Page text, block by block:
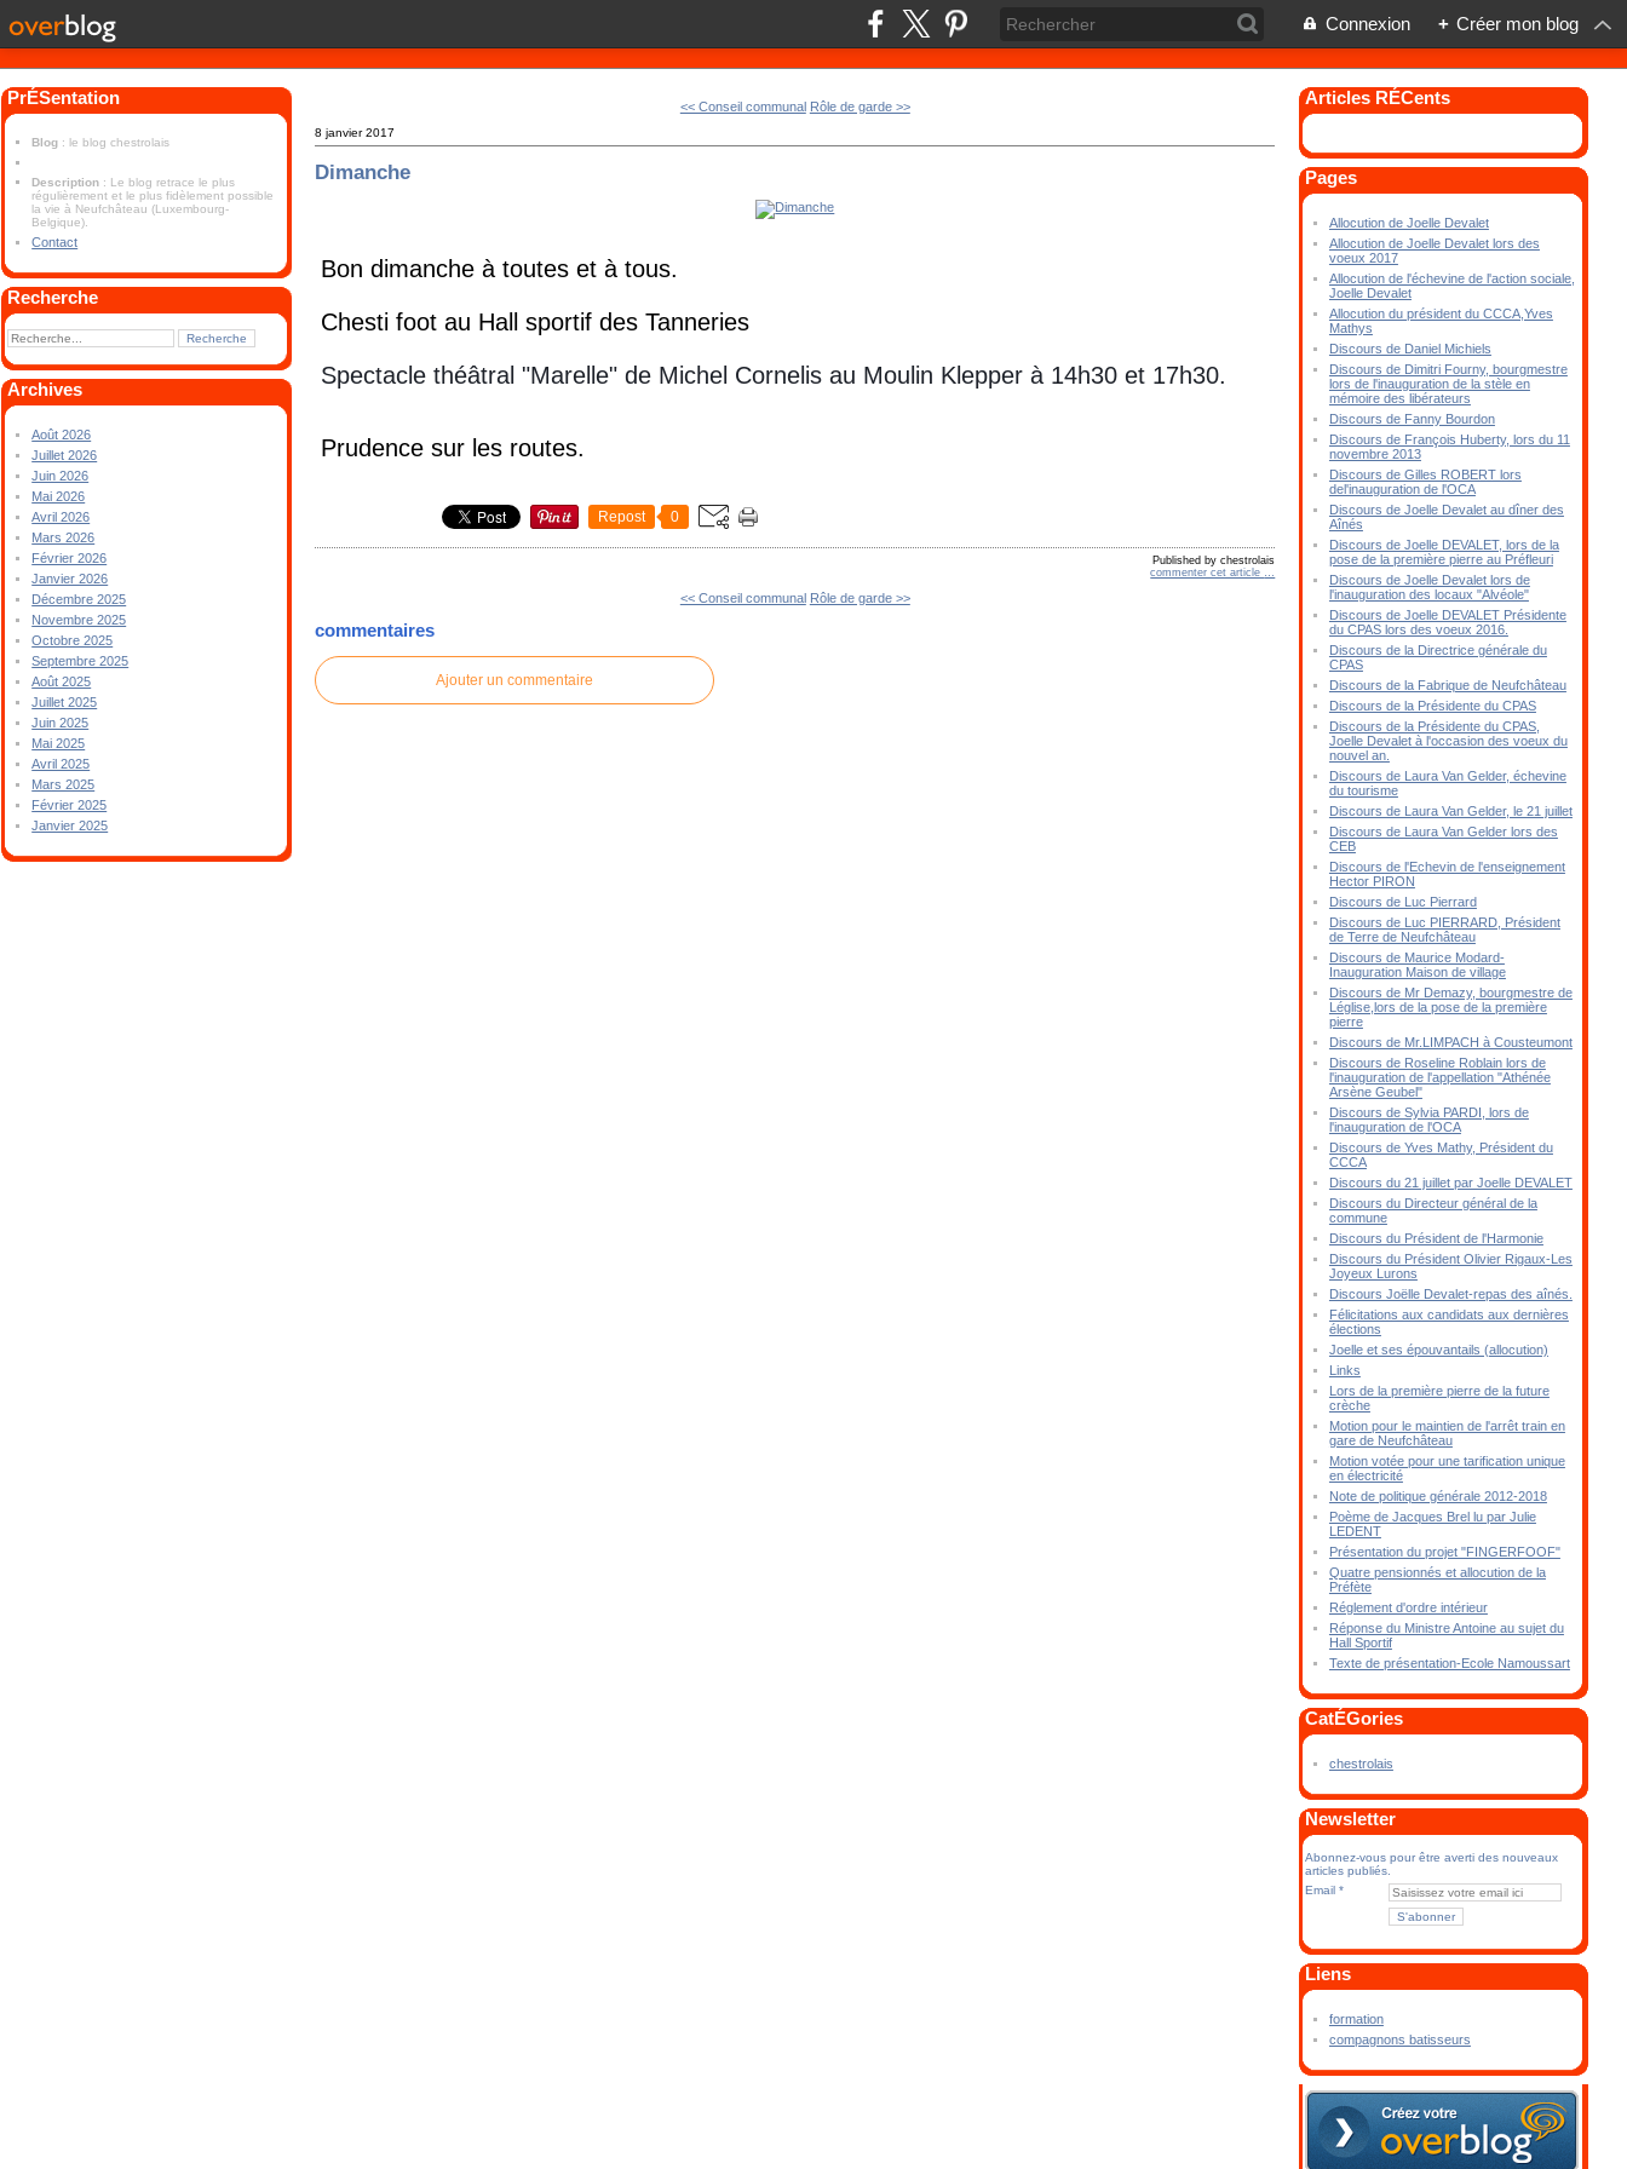
Connexion + Créer mon blog
PrÉSentation
Blog : le blog chestrolais
Description : Le blog retrace le plus
régulièrement et le plus fidèlement possible
la vie à Neufchâteau (Luxembourg-
Belgique).
Contact
Recherche
Archives
Août 2026
Juillet 2026
Juin 2026
Mai 2026
Avril 2026
Mars 2026
Février 2026
Janvier 2026
Décembre 2025
Novembre 2025
Octobre 2025
Septembre 2025
Août 2025
Juillet 2025
Juin 2025
Mai 2025
Avril 2025
Mars 2025
Février 2025
Janvier 2025
<< Conseil communal Rôle de garde >>
8 janvier 2017
Dimanche
Bon dimanche à toutes et à tous.
Chesti foot au Hall sportif des Tanneries
Spectacle théâtral "Marelle" de Michel Cornelis au Moulin Klepper à 14h30 et 17h30.
Prudence sur les routes.
Repost 0
Published by chestrolais
commenter cet article
<< Conseil communal Rôle de garde >>
commentaires
Ajouter un commentaire
Articles RÉCents
Pages
Allocution de Joelle Devalet
Allocution de Joelle Devalet lors des
voeux 2017
Allocution de l'échevine de l'action sociale,
Joelle Devalet
Allocution du président du CCCA,Yves
Mathys
Discours de Daniel Michiels
Discours de Dimitri Fourny, bourgmestre
lors de l'inauguration de la stèle en
mémoire des libérateurs
Discours de Fanny Bourdon
Discours de François Huberty, lors du 11
novembre 2013
Discours de Gilles ROBERT lors
del'inauguration de l'OCA
Discours de Joelle Devalet au dîner des
Aînés
Discours de Joelle DEVALET, lors de la
pose de la première pierre au Préfleuri
Discours de Joelle Devalet lors de
l'inauguration des locaux "Alvéole"
Discours de Joelle DEVALET Présidente
du CPAS lors des voeux 2016.
Discours de la Directrice générale du
CPAS
Discours de la Fabrique de Neufchâteau
Discours de la Présidente du CPAS
Discours de la Présidente du CPAS,
Joelle Devalet à l'occasion des voeux du
nouvel an.
Discours de Laura Van Gelder, échevine
du tourisme
Discours de Laura Van Gelder, le 21 juillet
Discours de Laura Van Gelder lors des
CEB
Discours de l'Echevin de l'enseignement
Hector PIRON
Discours de Luc Pierrard
Discours de Luc PIERRARD, Président
de Terre de Neufchâteau
Discours de Maurice Modard-
Inauguration Maison de village
Discours de Mr Demazy, bourgmestre de
Léglise,lors de la pose de la première
pierre
Discours de Mr.LIMPACH à Cousteumont
Discours de Roseline Roblain lors de
l'inauguration de l'appellation "Athénée
Arsène Geubel"
Discours de Sylvia PARDI, lors de
l'inauguration de l'OCA
Discours de Yves Mathy, Président du
CCCA
Discours du 21 juillet par Joelle DEVALET
Discours du Directeur général de la
commune
Discours du Président de l'Harmonie
Discours du Président Olivier Rigaux-Les
Joyeux Lurons
Discours Joëlle Devalet-repas des aînés.
Félicitations aux candidats aux dernières
élections
Joelle et ses épouvantails (allocution)
Links
Lors de la première pierre de la future
crèche
Motion pour le maintien de l'arrêt train en
gare de Neufchâteau
Motion votée pour une tarification unique
en électricité
Note de politique générale 2012-2018
Poème de Jacques Brel lu par Julie
LEDENT
Présentation du projet "FINGERFOOF"
Quatre pensionnés et allocution de la
Préfète
Réglement d'ordre intérieur
Réponse du Ministre Antoine au sujet du
Hall Sportif
Texte de présentation-Ecole Namoussart
CatÉGories
chestrolais
Newsletter
Abonnez-vous pour être averti des nouveaux
articles publiés.
Email
Liens
formation
compagnons batisseurs